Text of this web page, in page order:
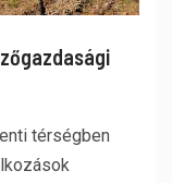
térségben